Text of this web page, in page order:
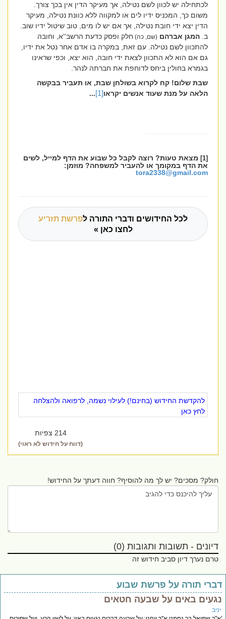
לכתחילה יש לכוון לשם נטילה, אך מעיקר הדין אין בכך צורך.
משום כך, המכניס ידיו לים או למקווה ללא כוונת נטילה, מעיקר
הדין יצא ידי חובת נטילה, אך אם יש לו מים, טוב שיטול ידיו שוב.
ב.המגן אברהם (שם, כה)חלק ופסק כדעת הרשב''א, וחובה
להתכוון לשם נטילה. עם זאת, במקרה בו אדם אחר נטל את ידיו,
גם אם הוא לא התכוון לצאת ידי חובה, הוא יצא, וכפי שראינו
בגמרא בחולין ביחס לדוחפת את חברתה לנהר.
שבת שלום! קח לקרוא בשולחן שבת, או תעביר בבקשה
הלאה על מנת שעוד אנשים יקראו[1]
...
מצאת טעות? רוצה לקבל כל שבוע את הדף למייל, לשים
את הדף במקומך או להעביר למשפחה? מוזמן:
tora2338@gmail.com
לכל החידושים ודברי התורה לפרשת תזריע
לחצו כאן »
להקדשת החידוש (בחינם!) לעילוי נשמה, לרפואה ולהצלחה
לחץ כאן
214 צפיות
(דווח על חידוש לא ראוי)
חולק? מסכים? יש לך מה להוסיף? חווה דעתך על החידוש!
דיונים - תשובות ותגובות (0)
טרם נערך דיון סביב חידוש זה
תורה על פרשת שבוע
באים על שבעה חטאים